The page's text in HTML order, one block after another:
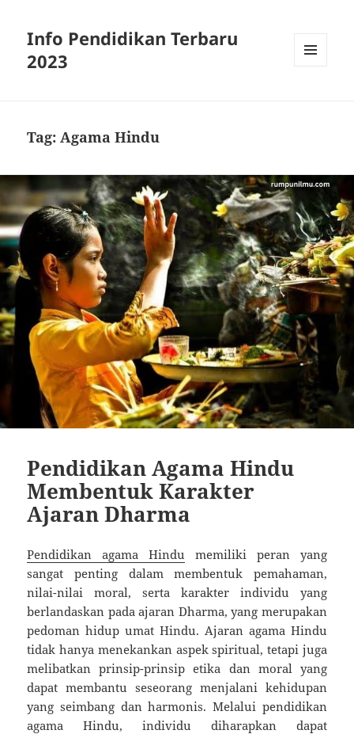
Info Pendidikan Terbaru
2023
Tag:Agama Hindu
Pendidikan Agama Hindu
Membentuk Karakter
Ajaran Dharma
Pendidikan agama Hindu
memiliki peran yang
sangat penting dalam membentuk pemahaman,
nilai-nilai moral, serta karakter individu yang
berlandaskan pada ajaran Dharma, yang merupakan
pedoman hidup umat Hindu. Ajaran agama Hindu
tidak hanya menekankan aspek spiritual, tetapi juga
melibatkan prinsip-prinsip etika dan moral yang
dapat membantu seseorang menjalani kehidupan
yang seimbang dan harmonis. Melalui pendidikan
agama Hindu, individu diharapkan dapat